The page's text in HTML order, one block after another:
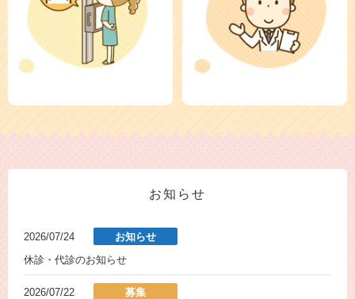
お知らせ
2026/07/24
お知らせ
休診・代診のお知らせ
2026/07/22
募集